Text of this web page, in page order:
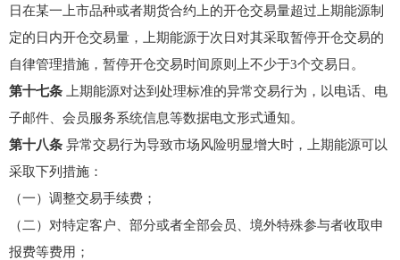
日在某一上市品种或者期货合约上的开仓交易量超过上期能源制
定的日内开仓交易量，上期能源于次日对其采取暂停开仓交易的
自律管理措施，暂停开仓交易时间原则上不少于3个交易日。
第十七条 上期能源对达到处理标准的异常交易行为，以电话、电
子邮件、会员服务系统信息等数据电文形式通知。
第十八条 异常交易行为导致市场风险明显增大时，上期能源可以
采取下列措施：
（一）调整交易手续费；
（二）对特定客户、部分或者全部会员、境外特殊参与者收取申
报费等费用；